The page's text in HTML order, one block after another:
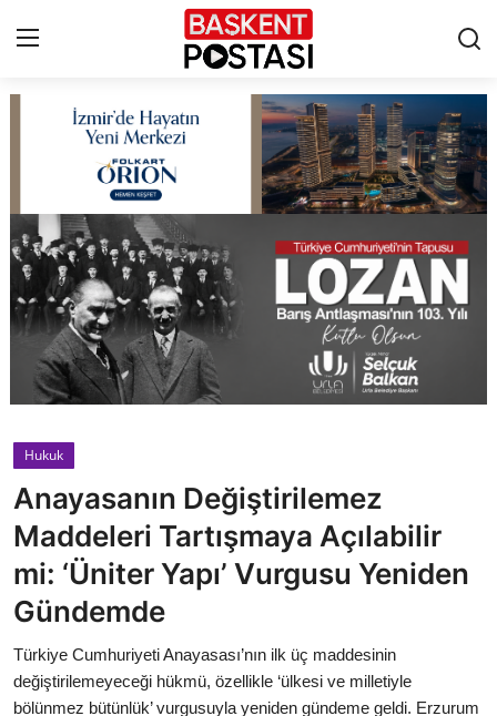
Çerez Politikası
Künye
Ankara
TBMM
Cumhurbaşkanlığı
Bakanlıklar
Siyasi Partiler
Toplum ve Yaşam
Hukuk
Anayasanın Değiştirilemez
Maddeleri Tartışmaya Açılabilir
mi: ‘Üniter Yapı’ Vurgusu Yeniden
Gündemde
Türkiye Cumhuriyeti Anayasası’nın ilk üç maddesinin
değiştirilemeyeceği hükmü, özellikle ‘ülkesi ve milletiyle
bölünmez bütünlük’ vurgusuyla yeniden gündeme geldi. Erzurum